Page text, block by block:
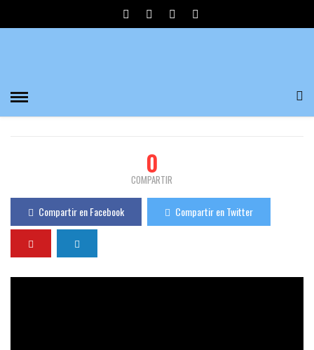
PUBLICADO EL 20/03/2017
0
COMPARTIR
Compartir en Facebook Compartir en Twitter